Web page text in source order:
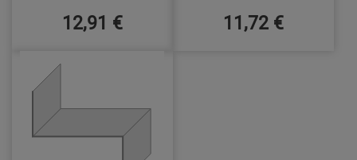
12,91 € 11,72 €